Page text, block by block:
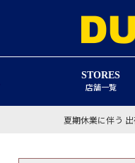
STORES
店舗一覧
夏期休業に伴う